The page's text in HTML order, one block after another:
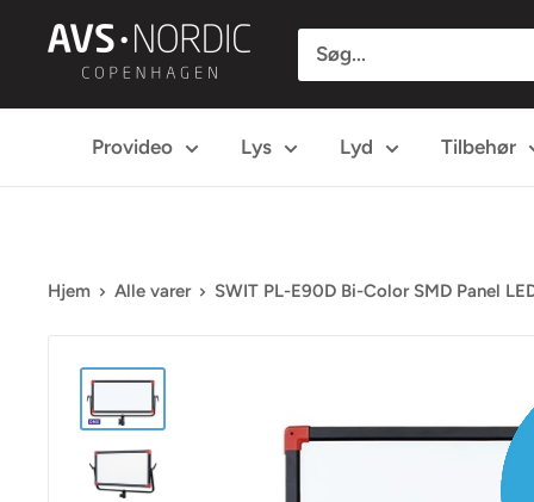
AVS
Nordic
Provideo Lys Lyd Tilbehør
Hjem Alle varer SWIT PL-E90D Bi-Color SMD Panel